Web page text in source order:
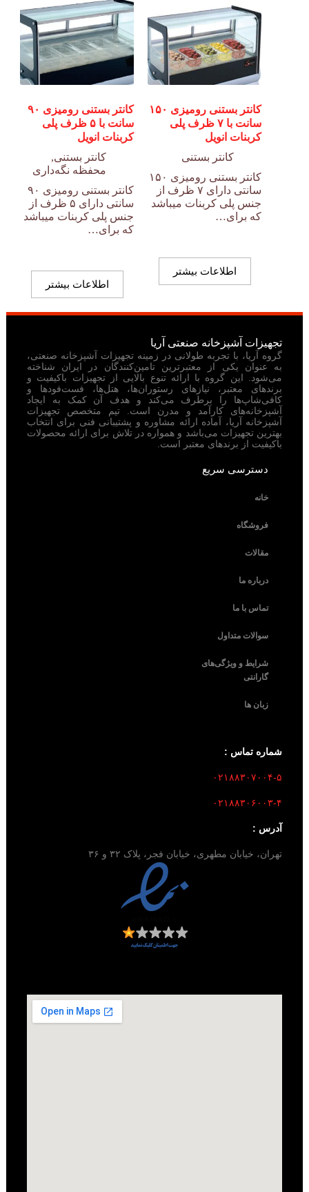
کانتر بستنی رومیزی ۱۵۰
سانت با ۷ ظرف پلی
کربنات انویل
کانتر بستنی
کانتر بستنی رومیزی ۱۵۰
سانتی دارای ۷ ظرف از
جنس پلی کربنات میباشد
که برای…
اطلاعات بیشتر
کانتر بستنی رومیزی ۹۰
سانت با ۵ ظرف پلی
کربنات انویل
کانتر بستنی,
محفظه نگه‌داری
کانتر بستنی رومیزی ۹۰
سانتی دارای ۵ ظرف از
جنس پلی کربنات میباشد
که برای…
اطلاعات بیشتر
تجهیزات آشپزخانه صنعتی آریا
گروه آریا، با تجربه طولانی در زمینه تجهیزات آشپزخانه صنعتی،
به عنوان یکی از معتبرترین تامین‌کنندگان در ایران شناخته
می‌شود. این گروه با ارائه تنوع بالایی از تجهیزات باکیفیت و
برندهای معتبر، نیازهای رستوران‌ها، هتل‌ها، فست‌فودها و
کافی‌شاپ‌ها را برطرف می‌کند و هدف آن کمک به ایجاد
آشپزخانه‌های کارآمد و مدرن است. تیم متخصص تجهیزات
آشپزخانه آریا، آماده ارائه مشاوره و پشتیبانی فنی برای انتخاب
بهترین تجهیزات می‌باشد و همواره در تلاش برای ارائه محصولات
باکیفیت از برندهای معتبر است.
دسترسی سریع
خانه
فروشگاه
مقالات
درباره ما
تماس با ما
سوالات متداول
شرایط و ویژگی‌های
گارانتی
زبان ها
شماره تماس :
۰۲۱۸۸۳۰۷۰۰۴-۵
۰۲۱۸۸۳۰۶۰۰۳-۴
آدرس :
تهران، خیابان مطهری، خیابان فجر، پلاک ۳۲ و ۳۶